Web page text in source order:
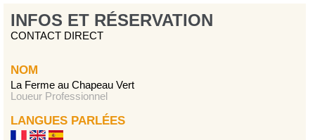
INFOS ET RÉSERVATION
CONTACT DIRECT
NOM
La Ferme au Chapeau Vert
Loueur Professionnel
LANGUES PARLÉES